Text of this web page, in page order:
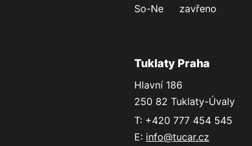
So-Ne
zavřeno
Tuklaty Praha
Hlavní 186
250 82 Tuklaty-Úvaly
T: +420 777 454 545
E: info@tucar.cz